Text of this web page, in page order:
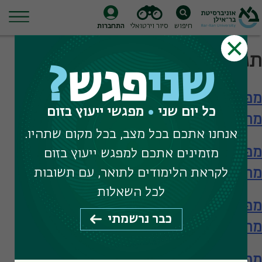
Skip
to
חיפוש סיור וירטואלי התחברות
תגית חיפוש:
מפגש עם הפקולטה לחינוך – תארים
מתקדמים
מפגש עם הפקולטה לחינוך – תארים
מתקדמים
מפגש עם הפקולטה לחינוך – תארים
מתקדמים
שניפגש?
כל יום שני מפגשי ייעוץ בזום
אנחנו אתכם בכל מצב, בכל מקום שתהיו.
מזמינים אתכם למפגש ייעוץ בזום
לקראת הלימודים לתואר, עם תשובות
לכל השאלות
כבר נרשמתי